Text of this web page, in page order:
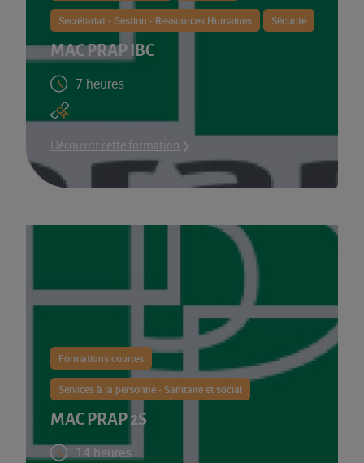
Secrétariat - Gestion - Ressources Humaines Sécurité
MAC PRAP IBC
7 heures
Découvrir cette formation
Formations courtes
Services à la personne - Sanitaire et social
MAC PRAP 2S
14 heures